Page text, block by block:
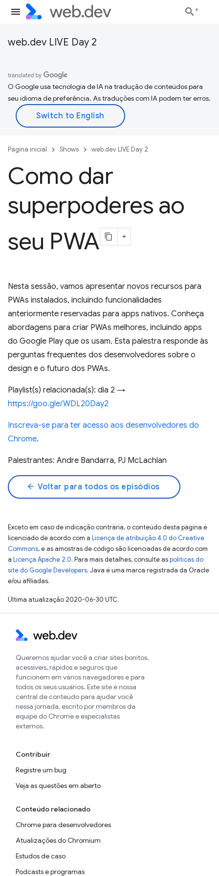
web.dev LIVE Day 2
O Google usa tecnologia de IA na tradução de conteúdos para
seu idioma de preferência. As traduções com IA podem ter erros.
Página inicial Shows web.dev LIVE Day 2
Como dar
superpoderes ao
seu PWA
Nesta sessão, vamos apresentar novos recursos para
PWAs instalados, incluindo funcionalidades
anteriormente reservadas para apps nativos. Conheça
abordagens para criar PWAs melhores, incluindo apps
do Google Play que os usam. Esta palestra responde às
perguntas frequentes dos desenvolvedores sobre o
design e o futuro dos PWAs.
Playlist(s) relacionada(s): dia 2 →
https://goo.gle/WDL20Day2
Inscreva-se para ter acesso aos desenvolvedores do
Chrome.
Palestrantes: Andre Bandarra, PJ McLachlan
arrow_back Voltar para todos os episódios
Exceto em caso de indicação contrária, o conteúdo desta página é
licenciado de acordo com a Licença de atribuição 4.0 do Creative
Commons, e as amostras de código são licenciadas de acordo com
a Licença Apache 2.0. Para mais detalhes, consulte aspolíticas do
site do Google Developers. Java é uma marca registrada da Oracle
e/ou afiliadas.
Última atualização 2020-06-30 UTC.
Queremos ajudar você a criar sites bonitos,
acessíveis, rápidos e seguros que
funcionem em vários navegadores e para
todos os seus usuários. Este site é nossa
central de conteúdo para ajudar você
nessa jornada, escrito por membros da
equipe do Chrome e especialistas
externos.
Contribuir
Registre um bug
Veja as questões em aberto
Conteúdo relacionado
Chrome para desenvolvedores
Atualizações do Chromium
Estudos de caso
Podcasts e programas